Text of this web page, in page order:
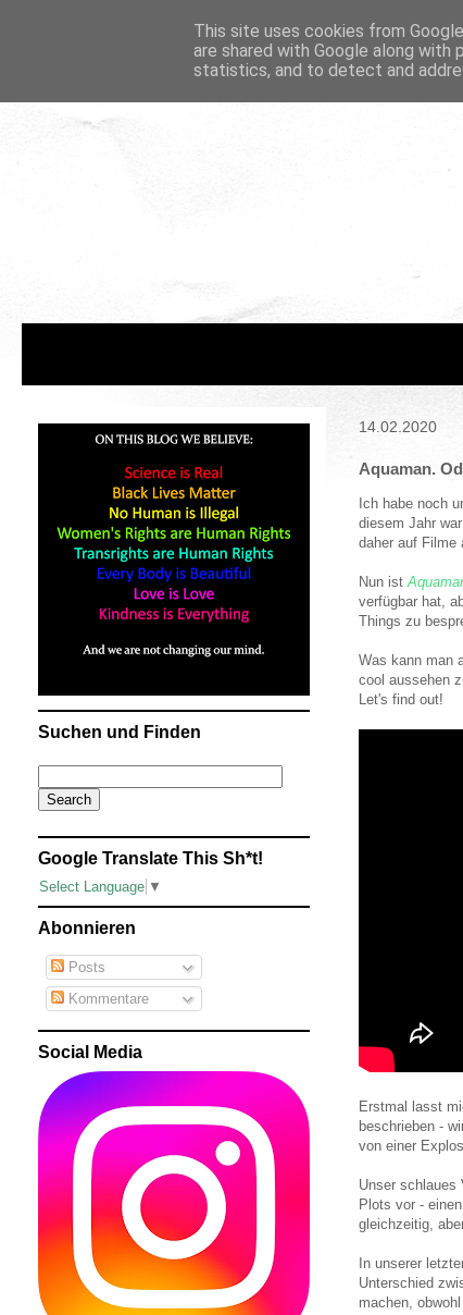
14.02.2020
Aquaman.
Ich habe noch
diesem Jahr
daher auf Filme
Nun ist
verfügbar hat,
Things zu
Was kann man
cool aussehen
Let's find out!
Erstmal lasst
beschrieben -
von einer
Unser schlaues
Plots vor -
gleichzeitig,
In unserer
Unterschied
machen,
Suchen und Finden
Google Translate This Sh*t!
Select Language ▼
Abonnieren
Posts
Kommentare
Social Media
This site uses cookies from
are shared with Google along
statistics, and to detect and